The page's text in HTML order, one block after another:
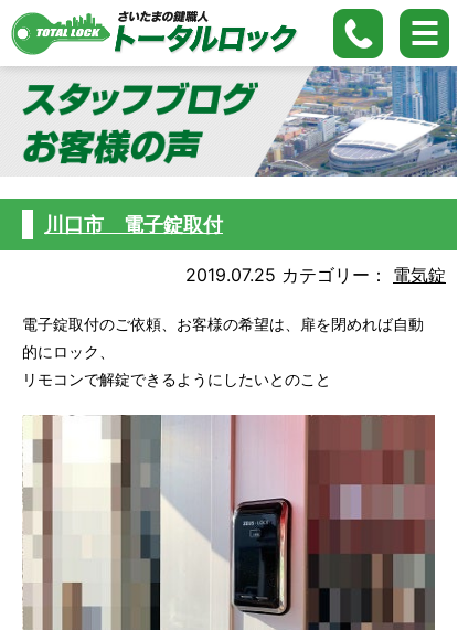
川口市 電子錠取付
2019.07.25 カテゴリー： 電気錠
電子錠取付のご依頼、お客様の希望は、扉を閉めれば自動
的にロック、
リモコンで解錠できるようにしたいとのこと